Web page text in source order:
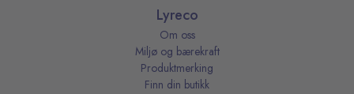
Lyreco
Om oss
Miljø og bærekraft
Produktmerking
Finn din butikk